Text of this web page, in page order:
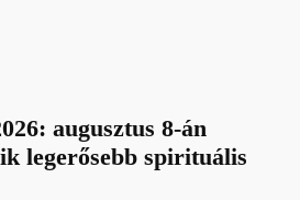
augusztus 8-án
legerősebb spirituális